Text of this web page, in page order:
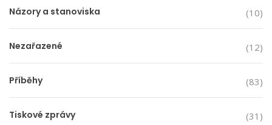
Názory a stanoviska (10)
Nezařazené (12)
Příběhy (83)
Tiskové zprávy (31)